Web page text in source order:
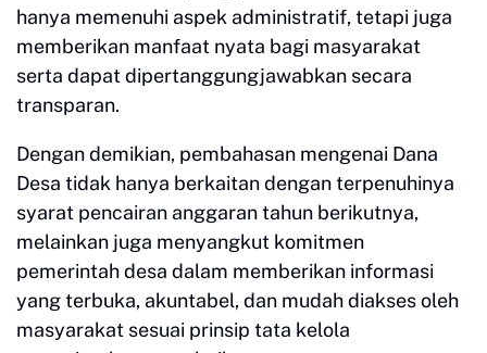
hanya memenuhi aspek administratif, tetapi juga
memberikan manfaat nyata bagi masyarakat
serta dapat dipertanggungjawabkan secara
transparan.
Dengan demikian, pembahasan mengenai Dana
Desa tidak hanya berkaitan dengan terpenuhinya
syarat pencairan anggaran tahun berikutnya,
melainkan juga menyangkut komitmen
pemerintah desa dalam memberikan informasi
yang terbuka, akuntabel, dan mudah diakses oleh
masyarakat sesuai prinsip tata kelola